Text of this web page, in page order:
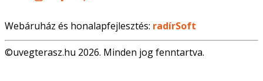
Webáruház és honalapfejlesztés: radírSoft
©uvegterasz.hu 2026. Minden jog fenntartva.